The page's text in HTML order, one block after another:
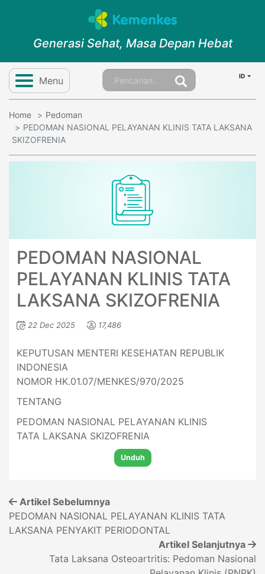
Generasi Sehat, Masa Depan Hebat
Menu ID
Home
Pedoman
PEDOMAN NASIONAL PELAYANAN KLINIS TATA LAKSANA
SKIZOFRENIA
PEDOMAN NASIONAL
PELAYANAN KLINIS TATA
LAKSANA SKIZOFRENIA
22 Dec 2025 17,486
KEPUTUSAN MENTERI KESEHATAN REPUBLIK
INDONESIA
NOMOR HK.01.07/MENKES/970/2025
TENTANG
PEDOMAN NASIONAL PELAYANAN KLINIS
TATA LAKSANA SKIZOFRENIA
Unduh
Artikel Sebelumnya
PEDOMAN NASIONAL PELAYANAN KLINIS TATA
LAKSANA PENYAKIT PERIODONTAL
Artikel Selanjutnya
Tata Laksana Osteoartritis: Pedoman Nasional